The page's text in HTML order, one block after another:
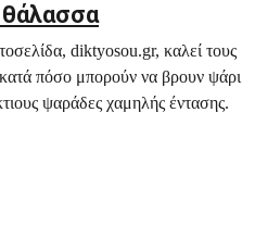
θάλασσα
diktyosou.gr, καλεί τους
πόσο μπορούν να βρουν ψάρι
ψαράδες χαμηλής έντασης.